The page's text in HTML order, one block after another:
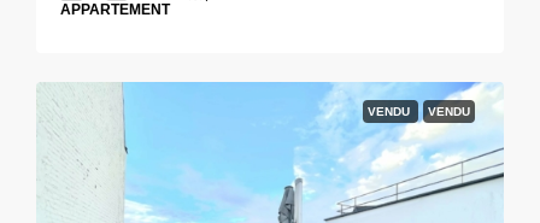
APPARTEMENT
VENDU VENDU